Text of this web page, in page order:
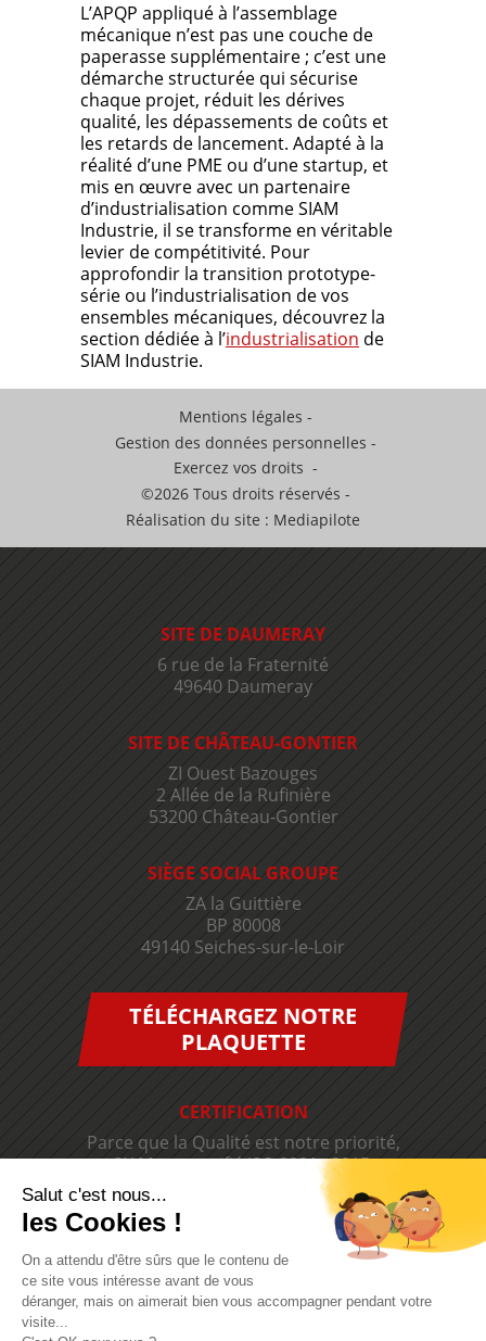
Salut c'est nous...
les Cookies !
On a attendu d'être sûrs que le contenu de
ce site vous intéresse avant de vous
déranger, mais on aimerait bien vous accompagner pendant votre
visite...
L’APQP appliqué à l’assemblage
mécanique n’est pas une couche de
paperasse supplémentaire ; c’est une
démarche structurée qui sécurise
chaque projet, réduit les dérives
qualité, les dépassements de coûts et
les retards de lancement. Adapté à la
réalité d’une PME ou d’une startup, et
mis en œuvre avec un partenaire
d’industrialisation comme SIAM
Industrie, il se transforme en véritable
levier de compétitivité. Pour
approfondir la transition prototype-
série ou l’industrialisation de vos
ensembles mécaniques, découvrez la
section dédiée à l’industrialisation de
SIAM Industrie.
Mentions légales
Gestion des données personnelles
Exercez vos droits
©2026 Tous droits réservés
Réalisation du site : Mediapilote
SITE DE DAUMERAY
6 rue de la Fraternité
49640 Daumeray
SITE DE CHÂTEAU-GONTIER
ZI Ouest Bazouges
2 Allée de la Rufinière
53200 Château-Gontier
SIÈGE SOCIAL GROUPE
ZA la Guittière
BP 80008
49140 Seiches-sur-le-Loir
TÉLÉCHARGEZ NOTRE
PLAQUETTE
CERTIFICATION
Parce que la Qualité est notre priorité,
SIAM est certifié ISO 9001 v2015.